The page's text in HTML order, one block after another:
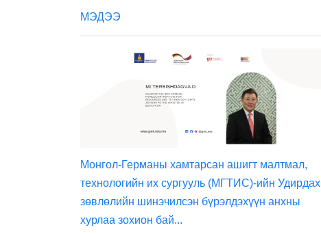
МЭДЭЭ
Монгол-Германы хамтарсан ашигт малтмал,
технологийн их сургууль (МГТИС)-ийн Удирдах
зөвлөлийн шинэчилсэн бүрэлдэхүүн анхны
хурлаа зохион бай...